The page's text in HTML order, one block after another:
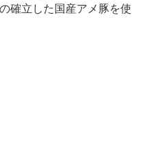
確立した国産アメ豚を使